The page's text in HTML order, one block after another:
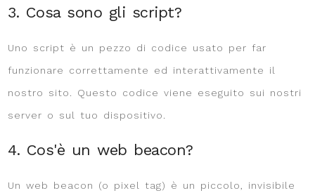
3. Cosa sono gli script?
Uno script è un pezzo di codice usato per far
funzionare correttamente ed interattivamente il
nostro sito. Questo codice viene eseguito sui nostri
server o sul tuo dispositivo.
4. Cos'è un web beacon?
Un web beacon (o pixel tag) è un piccolo, invisibile